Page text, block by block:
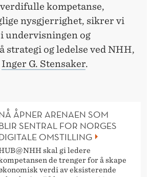
kompetanse,
nysgjerrighet, sikrer vi
undervisningen og
strategi og ledelse ved NHH,
Inger G. Stensaker.
ÅPNER ARENAEN SOM
SENTRAL FOR NORGES
OMSTILLING
skal gi ledere
de trenger for å skape
verdi av eksisterende